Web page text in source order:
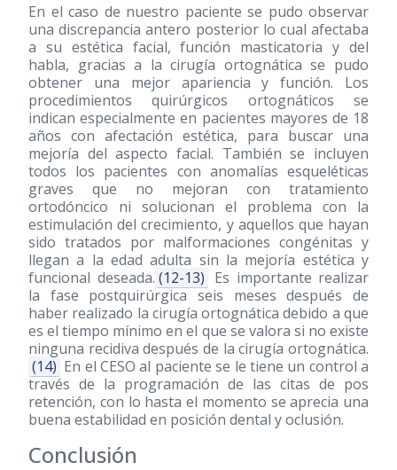
En el caso de nuestro paciente se pudo observar
una discrepancia antero posterior lo cual afectaba
a su estética facial, función masticatoria y del
habla, gracias a la cirugía ortognática se pudo
obtener una mejor apariencia y función. Los
procedimientos quirúrgicos ortognáticos se
indican especialmente en pacientes mayores de 18
años con afectación estética, para buscar una
mejoría del aspecto facial. También se incluyen
todos los pacientes con anomalías esqueléticas
graves que no mejoran con tratamiento
ortodóncico ni solucionan el problema con la
estimulación del crecimiento, y aquellos que hayan
sido tratados por malformaciones congénitas y
llegan a la edad adulta sin la mejoría estética y
funcional deseada. (12-13) Es importante realizar
la fase postquirúrgica seis meses después de
haber realizado la cirugía ortognática debido a que
es el tiempo mínimo en el que se valora si no existe
ninguna recidiva después de la cirugía ortognática.
(14) En el CESO al paciente se le tiene un control a
través de la programación de las citas de pos
retención, con lo hasta el momento se aprecia una
buena estabilidad en posición dental y oclusión.
Conclusión